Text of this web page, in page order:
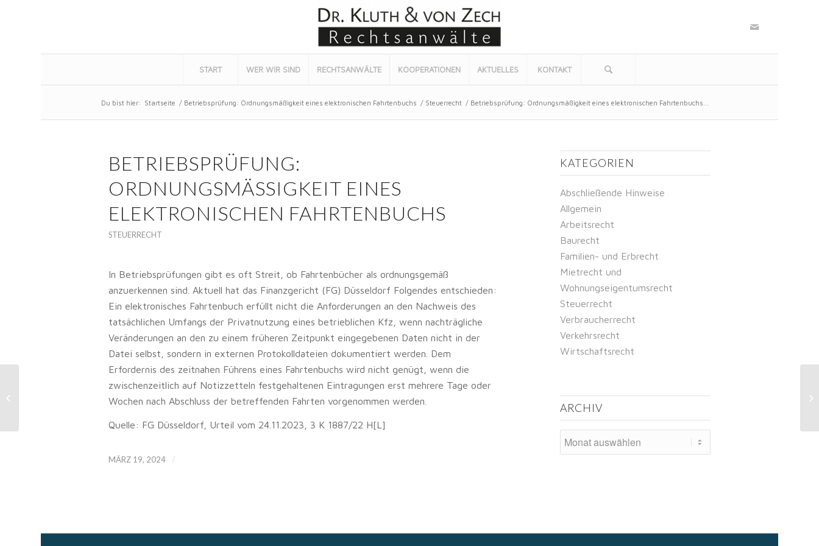
START WER WIR SIND RECHTSANWÄLTE KOOPERATIONEN AKTUELLES KONTAKT
Du bist hier: Startseite / Betriebsprüfung: Ordnungsmäßigkeit eines elektronischen Fahrtenbuchs / Steuerrecht / Betriebsprüfung: Ordnungsmäßigkeit eines elektronischen Fahrtenbuchs...
BETRIEBSPRÜFUNG:
ORDNUNGSMÄSSIGKEIT EINES E
LEKTRONISCHEN FAHRTENBUCHS
STEUERRECHT
In Betriebsprüfungen gibt es oft Streit, ob Fahrtenbücher als ordnungsgemäß
anzuerkennen sind. Aktuell hat das Finanzgericht (FG) Düsseldorf Folgendes entschieden:
Ein elektronisches Fahrtenbuch erfüllt nicht die Anforderungen an den Nachweis des
tatsächlichen Umfangs der Privatnutzung eines betrieblichen Kfz, wenn nachträgliche
Veränderungen an den zu einem früheren Zeitpunkt eingegebenen Daten nicht in der
Datei selbst, sondern in externen Protokolldateien dokumentiert werden. Dem
Erfordernis des zeitnahen Führens eines Fahrtenbuchs wird nicht genügt, wenn die
zwischenzeitlich auf Notizzetteln festgehaltenen Eintragungen erst mehrere Tage oder
Wochen nach Abschluss der betreffenden Fahrten vorgenommen werden.
Quelle: FG Düsseldorf, Urteil vom 24.11.2023, 3 K 1887/22 H[L]
MÄRZ 19, 2024 /
KATEGORIEN
Abschließende Hinweise
Allgemein
Arbeitsrecht
Baurecht
Familien- und Erbrecht
Mietrecht und
Wohnungseigentumsrecht
Steuerrecht
Verbraucherrecht
Verkehrsrecht
Wirtschaftsrecht
ARCHIV
Zuwendungsempfängerregister